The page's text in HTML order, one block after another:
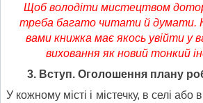
Щоб володіти мистецтвом
треба багато читати й думати.
вами книжка має якось увійти у
виховання як новий тонкий
3. Вступ. Оголошення плану
У кожному місті і містечку, в селі